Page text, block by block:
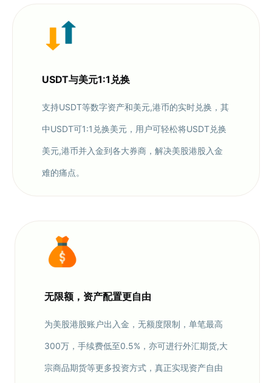
USDT与美元1:1兑换
支持USDT等数字资产和美元,港币的实时兑换，其
中USDT可1:1兑换美元，用户可轻松将USDT兑换
美元,港币并入金到各大券商，解决美股港股入金
难的痛点。
无限额，资产配置更自由
为美股港股账户出入金，无额度限制，单笔最高
300万，手续费低至0.5%，亦可进行外汇期货,大
宗商品期货等更多投资方式，真正实现资产自由